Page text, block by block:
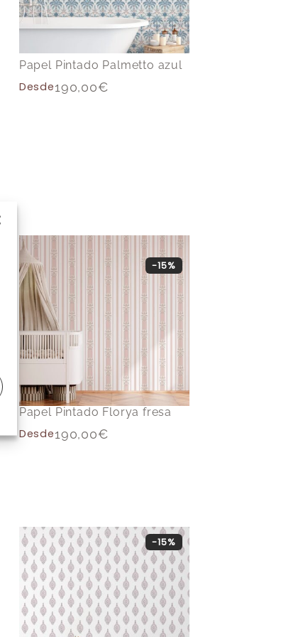
Papel Pintado Palmetto azul
Desde190,00€
Papel Pintado Florya fresa
Desde190,00€
-15%
-15%